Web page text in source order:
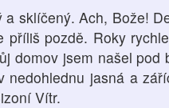
sklíčený. Ach, Bože!
příliš pozdě. Roky
domov jsem našel
nedohlednu jasná a
Vítr.